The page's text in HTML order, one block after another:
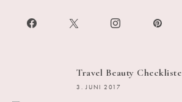
Travel Beauty Checkliste
3. JUNI 2017